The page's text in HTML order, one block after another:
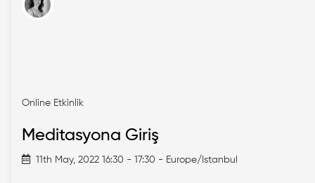
Online Etkinlik
Meditasyona Giriş
11th May, 2022 16:30 - 17:30 - Europe/Istanbul